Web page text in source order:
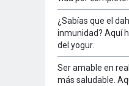
¿Sabías que el
inmunidad? Aquí
del yogur.
Ser amable en
más saludable.